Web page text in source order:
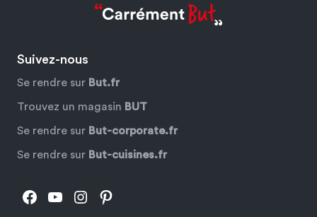
Suivez-nous
Se rendre sur But.fr
Trouvez un magasin BUT
Se rendre sur But-corporate.fr
Se rendre sur But-cuisines.fr
Facebook
YouTube
Instagram
Pinterest